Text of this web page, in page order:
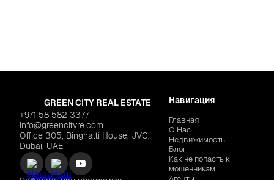
GREEN CITY REAL ESTATE
+971 58 582 3377
info@greencityre.com
Office 305, Binghatti House, JVC,
Dubai, UAE
Навигация
Главная
О Нас
Недвижимость
Блог
Как не попасть к
мошенникам